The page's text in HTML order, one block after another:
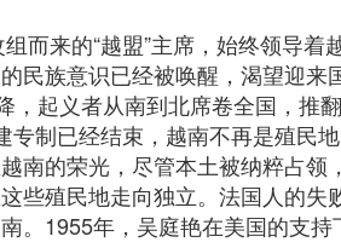
而来的“越盟”主席，始终领导
民族意识已经被唤醒，渴望迎
，起义者从南到北席卷全国，
制已经结束，越南不再是殖民地
南的荣光，尽管本土被纳粹占
些殖民地走向独立。法国人的
。1955年，吴庭艳在美国的支